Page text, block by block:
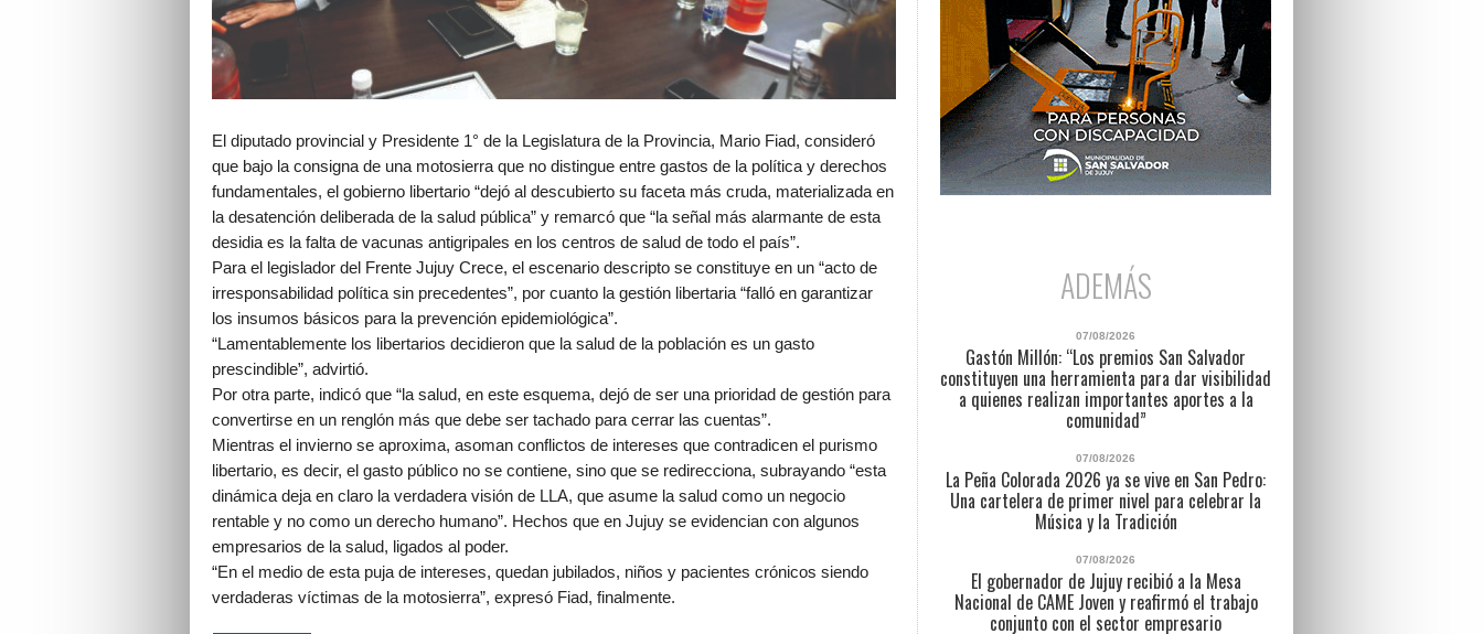
El diputado provincial y Presidente 1° de la Legislatura de la Provincia, Mario Fiad, consideró
que bajo la consigna de una motosierra que no distingue entre gastos de la política y derechos
fundamentales, el gobierno libertario “dejó al descubierto su faceta más cruda, materializada en
la desatención deliberada de la salud pública” y remarcó que “la señal más alarmante de esta
desidia es la falta de vacunas antigripales en los centros de salud de todo el país”.
Para el legislador del Frente Jujuy Crece, el escenario descripto se constituye en un “acto de
irresponsabilidad política sin precedentes”, por cuanto la gestión libertaria “falló en garantizar
los insumos básicos para la prevención epidemiológica”.
“Lamentablemente los libertarios decidieron que la salud de la población es un gasto
prescindible”, advirtió.
Por otra parte, indicó que “la salud, en este esquema, dejó de ser una prioridad de gestión para
convertirse en un renglón más que debe ser tachado para cerrar las cuentas”.
Mientras el invierno se aproxima, asoman conflictos de intereses que contradicen el purismo
libertario, es decir, el gasto público no se contiene, sino que se redirecciona, subrayando “esta
dinámica deja en claro la verdadera visión de LLA, que asume la salud como un negocio
rentable y no como un derecho humano”. Hechos que en Jujuy se evidencian con algunos
empresarios de la salud, ligados al poder.
“En el medio de esta puja de intereses, quedan jubilados, niños y pacientes crónicos siendo
verdaderas víctimas de la motosierra”, expresó Fiad, finalmente.
ADEMÁS
07/08/2026
Gastón Millón: “Los premios San Salvador
constituyen una herramienta para dar visibilidad
a quienes realizan importantes aportes a la
comunidad”
07/08/2026
La Peña Colorada 2026 ya se vive en San Pedro:
Una cartelera de primer nivel para celebrar la
Música y la Tradición
07/08/2026
El gobernador de Jujuy recibió a la Mesa
Nacional de CAME Joven y reafirmó el trabajo
conjunto con el sector empresario